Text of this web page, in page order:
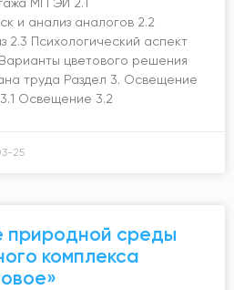
и анализ аналогов 2.2
2.3 Психологический аспект
цветового решения
труда Раздел 3. Освещение
Освещение 3.2
25
природной среды
комплекса